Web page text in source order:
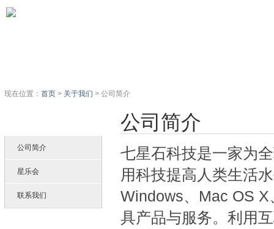
现在位置： 首页 > 关于我们 > 公司简介
公司简介
七星石科技是一家为
用科技提高人类生活
Windows、Mac OS
具产品与服务。利用
公司简介
星乐会
联系我们